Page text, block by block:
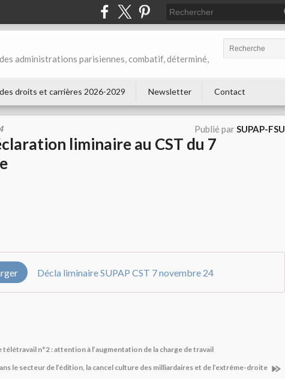
administrations parisiennes, combatif, déterminé,
droits et carrières 2026-2029 Newsletter Contact
Publié parSUPAP-FSU
liminaire au CST du 7
Décla liminaire SUPAP CST 7 novembre 24
n°2 : attention à l’augmentation de la charge de travail
le secteur de l’édition, la cancel culture des milliardaires et de l’extrême-droite